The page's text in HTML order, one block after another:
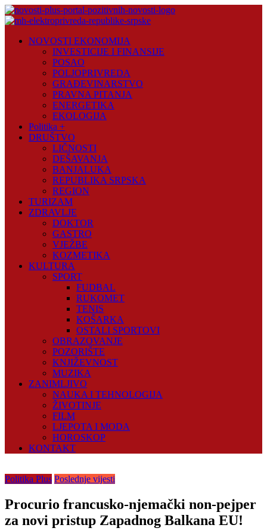
Skip
to
Plus
NOVOSTI EKONOMIJA
INVESTICIJE I FINANSIJE
POSAO
POLJOPRIVREDA
GRAĐEVINARSTVO
PRAVNA PITANJA
ENERGETIKA
EKOLOGIJA
Politika +
DRUŠTVO
LIČNOSTI
DEŠAVANJA
BANJALUKA
REPUBLIKA SRPSKA
REGION
TURIZAM
ZDRAVLJE
DOKTOR
GASTRO
VJEŽBE
KOZMETIKA
KULTURA
SPORT
FUDBAL
RUKOMET
TENIS
KOŠARKA
OSTALI SPORTOVI
OBRAZOVANJE
POZORIŠTE
KNJIŽEVNOST
MUZIKA
ZANIMLJIVO
NAUKA I TEHNOLOGIJA
ŽIVOTINJE
FILM
LJEPOTA I MODA
HOROSKOP
KONTAKT
Politika Plus Poslednje vijesti
Procurio francusko-njemački non-pejper
za novi pristup Zapadnog Balkana EU!